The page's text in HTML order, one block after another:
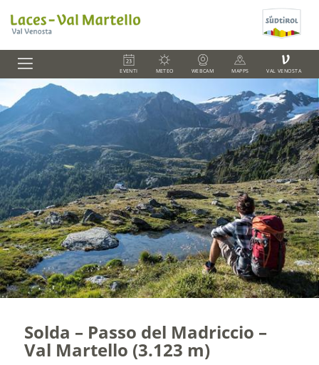
EVENTI METEO WEBCAM MAPPS
V
VAL VENOSTA
Solda – Passo del Madriccio –
Val Martello (3.123 m)